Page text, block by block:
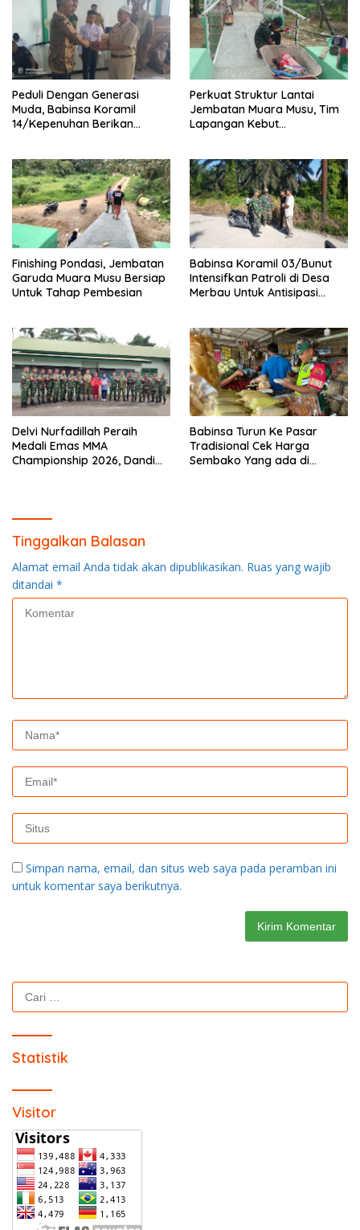
Peduli Dengan Generasi
Muda, Babinsa Koramil
14/Kepenuhan Berikan
Perkuat Struktur Lantai
Jembatan Muara Musu, Tim
Lapangan Kebut
Finishing Pondasi, Jembatan
Garuda Muara Musu Bersiap
Untuk Tahap Pembesian
Babinsa Koramil 03/Bunut
Intensifkan Patroli di Desa
Merbau Untuk Antisipasi
Delvi Nurfadillah Peraih
Medali Emas MMA
Championship 2026, Dandim
Babinsa Turun Ke Pasar
Tradisional Cek Harga
Sembako Yang ada di
Tinggalkan Balasan
Alamat email Anda tidak akan dipublikasikan. Ruas yang wajib
ditandai *
Simpan nama, email, dan situs web saya pada peramban ini
untuk komentar saya berikutnya.
Cari
untuk:
Statistik
Visitor